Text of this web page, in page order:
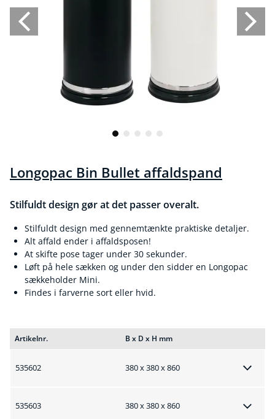
Longopac Bin Bullet affaldspand
Stilfuldt design gør at det passer overalt.
Stilfuldt design med gennemtænkte praktiske detaljer.
Alt affald ender i affaldsposen!
At skifte pose tager under 30 sekunder.
Løft på hele sækken og under den sidder en Longopac
sækkeholder Mini.
Findes i farverne sort eller hvid.
Artikelnr. B x D x H mm
535602 380 x 380 x 860
535603 380 x 380 x 860